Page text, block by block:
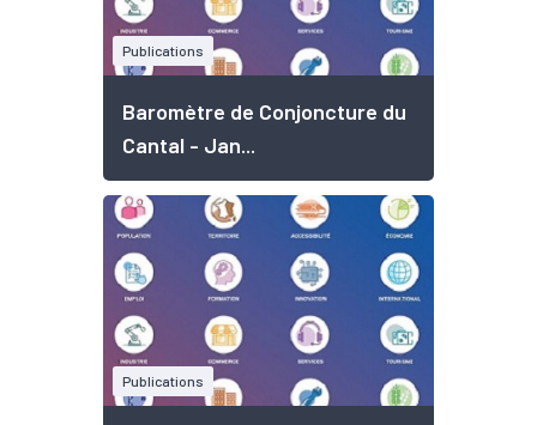
Publications
Baromètre de Conjoncture du
Cantal - Jan...
Publications